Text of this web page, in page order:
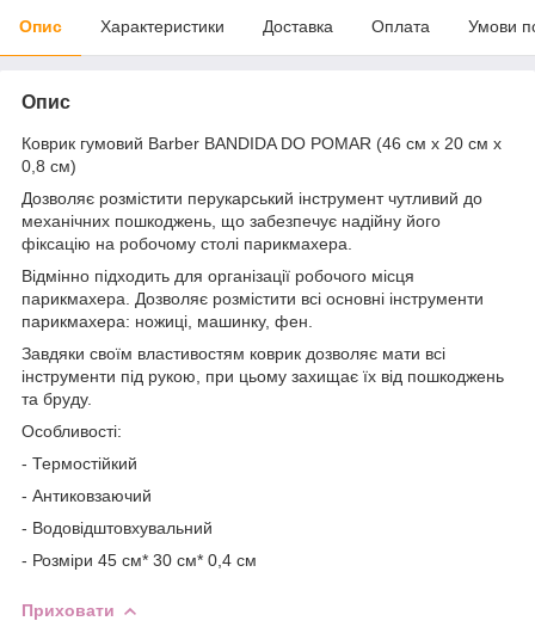
Опис Характеристики Доставка Оплата Умови
Опис
Коврик гумовий Barber BANDIDA DO POMAR (46 см х 20 см х
0,8 см)
Дозволяє розмістити перукарський інструмент чутливий до
механічних пошкоджень, що забезпечує надійну його
фіксацію на робочому столі парикмахера.
Відмінно підходить для організації робочого місця
парикмахера. Дозволяє розмістити всі основні інструменти
парикмахера: ножиці, машинку, фен.
Завдяки своїм властивостям коврик дозволяє мати всі
інструменти під рукою, при цьому захищає їх від пошкоджень
та бруду.
Особливості:
- Термостійкий
- Антиковзаючий
- Водовідштовхувальний
- Розміри 45 см* 30 см* 0,4 см
Приховати